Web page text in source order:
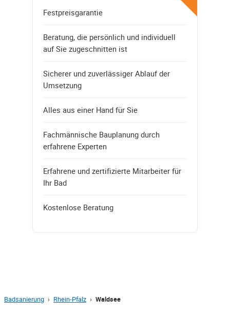
Festpreisgarantie
Beratung, die persönlich und individuell
auf Sie zugeschnitten ist
Sicherer und zuverlässiger Ablauf der
Umsetzung
Alles aus einer Hand für Sie
Fachmännische Bauplanung durch
erfahrene Experten
Erfahrene und zertifizierte Mitarbeiter für
Ihr Bad
Kostenlose Beratung
Badsanierung › Rhein-Pfalz › Waldsee